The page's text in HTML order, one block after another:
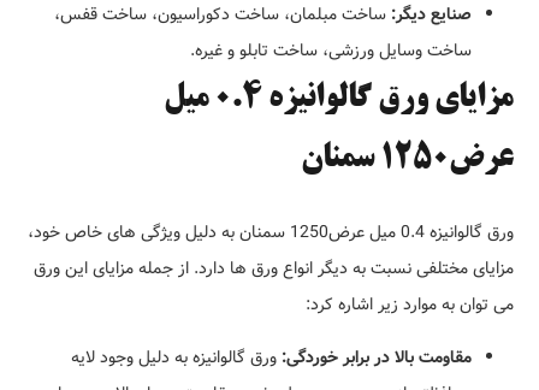
صنایع دیگر: ساخت مبلمان، ساخت دکوراسیون، ساخت قفس،
ساخت وسایل ورزشی، ساخت تابلو و غیره.
مزایای ورق گالوانیزه 0.4 میل
عرض1250 سمنان
ورق گالوانیزه 0.4 میل عرض1250 سمنان به دلیل ویژگی های خاص خود،
مزایای مختلفی نسبت به دیگر انواع ورق ها دارد. از جمله مزایای این ورق
می توان به موارد زیر اشاره کرد:
مقاومت بالا در برابر خوردگی: ورق گالوانیزه به دلیل وجود لایه